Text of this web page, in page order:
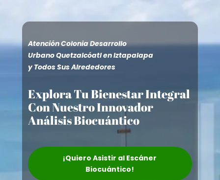
Atención Colonia Desarrollo
Urbano Quetzalcóatl en Iztapalapa
y Todos Sus Alrededores
Explora Tu Bienestar Integral
Con Nuestro Innovador
Análisis Biocuántico
¡Quiero Asistir al Escáner
Biocuántico!